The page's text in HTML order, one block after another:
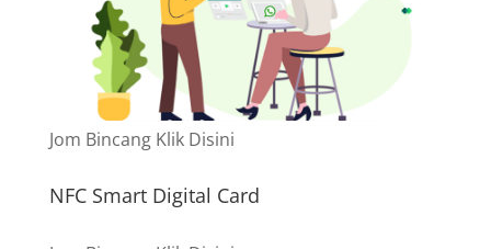
Jom Bincang Klik Disini
NFC Smart Digital Card